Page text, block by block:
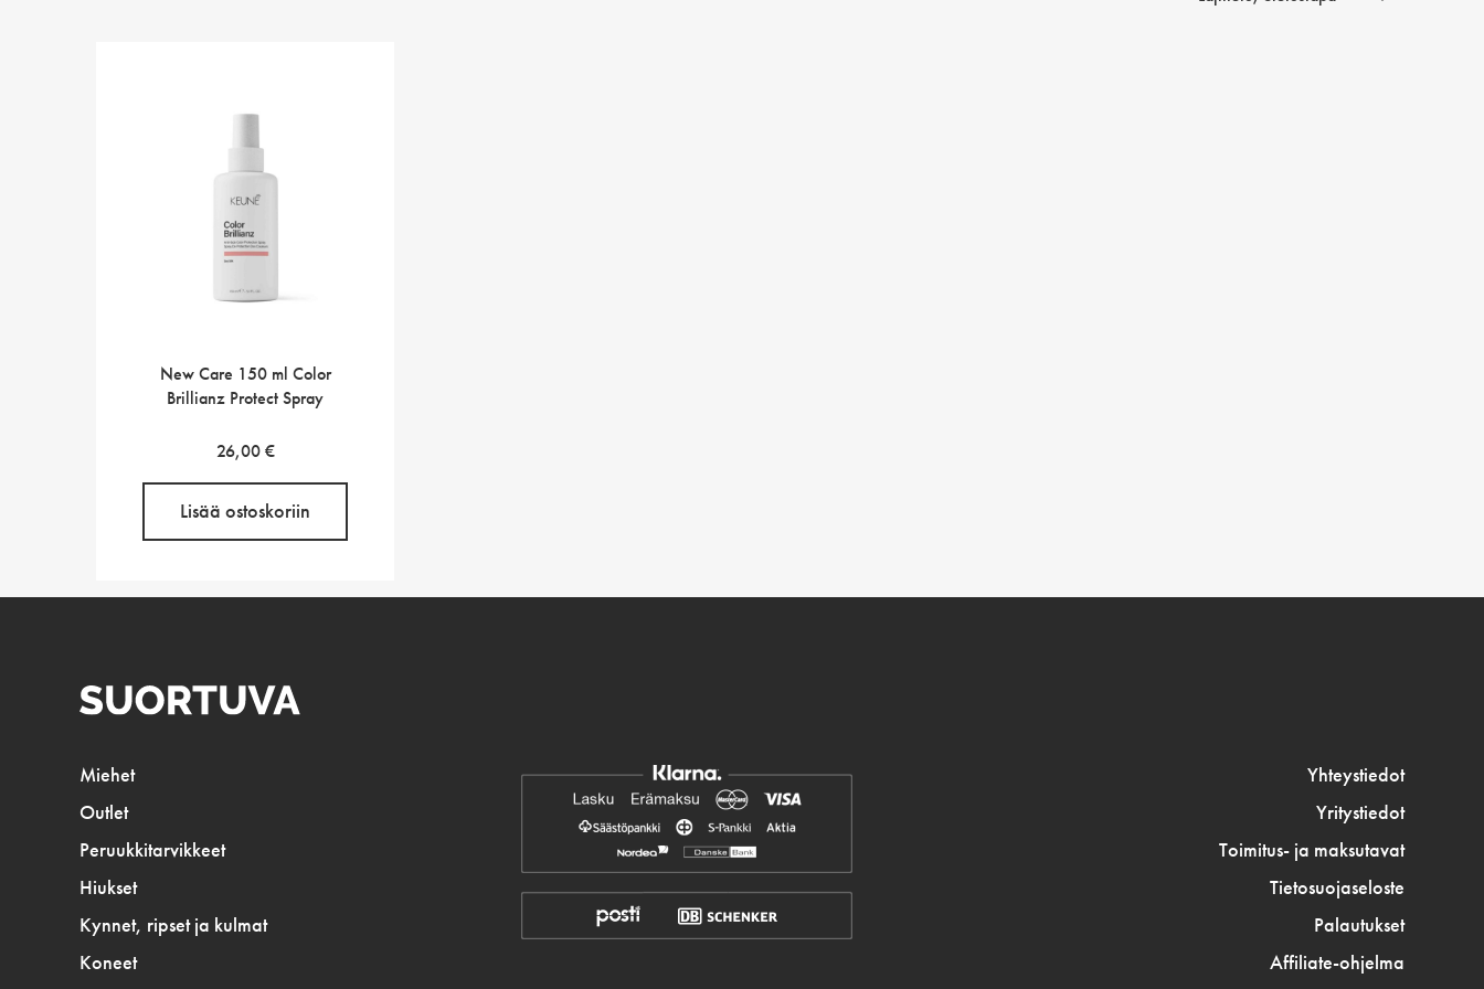
New Care 150 ml Color
Brillianz Protect Spray
26,00€
Lisää ostoskoriin
Miehet
Outlet
Peruukkitarvikkeet
Hiukset
Kynnet, ripset ja kulmat
Koneet
Yhteystiedot
Yritystiedot
Toimitus- ja maksutavat
Tietosuojaseloste
Palautukset
Affiliate-ohjelma